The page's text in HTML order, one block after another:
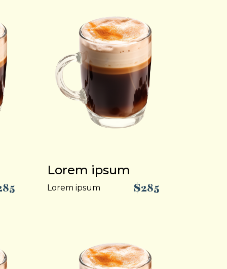
Lorem ipsum
Lorem ipsum $285